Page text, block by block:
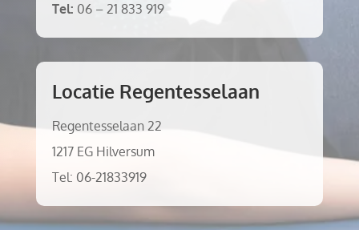
Tel: 06 – 21 833 919
Locatie Regentesselaan
Regentesselaan 22
1217 EG Hilversum
Tel: 06-21833919